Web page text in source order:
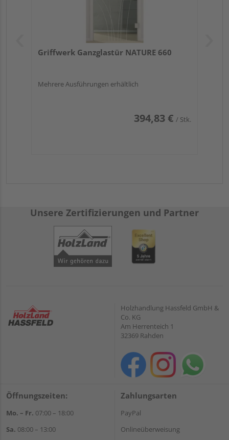
Griffwerk Ganzglastür NATURE 660
Mehrere Ausführungen erhältlich
394,83 € / Stk.
Unsere Zertifizierungen und Partner
Holzhandlung Hassfeld GmbH &
Co. KG
Am Herrenteich 1
32369 Rahden
Öffnungszeiten:
Mo. – Fr. 07:00 – 18:00
Sa. 08:00 – 13:00
Zahlungsarten
PayPal
Onlineüberweisung